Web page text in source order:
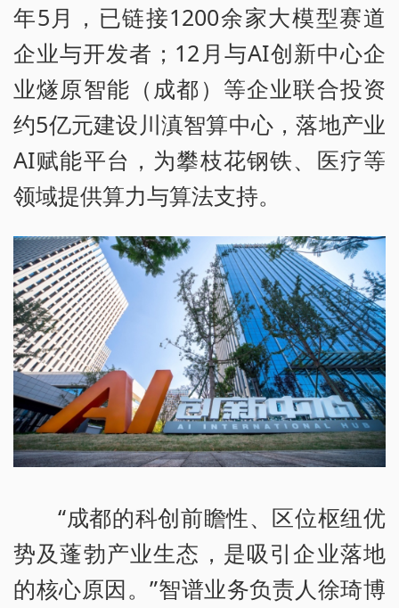
年5月，已链接1200余家大模型赛道
企业与开发者；12月与AI创新中心企
业燧原智能（成都）等企业联合投资
约5亿元建设川滇智算中心，落地产业
AI赋能平台，为攀枝花钢铁、医疗等
领域提供算力与算法支持。
“成都的科创前瞻性、区位枢纽优
势及蓬勃产业生态，是吸引企业落地
的核心原因。”智谱业务负责人徐琦博